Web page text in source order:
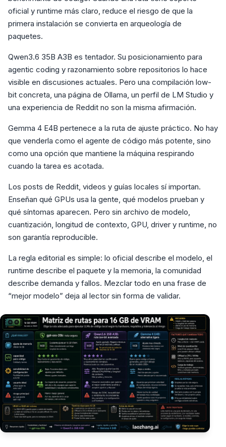
oficial y runtime más claro, reduce el riesgo de que la
primera instalación se convierta en arqueología de
paquetes.
Qwen3.6 35B A3B es tentador. Su posicionamiento para
agentic coding y razonamiento sobre repositorios lo hace
visible en discusiones actuales. Pero una compilación low-
bit concreta, una página de Ollama, un perfil de LM Studio y
una experiencia de Reddit no son la misma afirmación.
Gemma 4 E4B pertenece a la ruta de ajuste práctico. No hay
que venderla como el agente de código más potente, sino
como una opción que mantiene la máquina respirando
cuando la tarea es acotada.
Los posts de Reddit, videos y guías locales sí importan.
Enseñan qué GPUs usa la gente, qué modelos prueban y
qué síntomas aparecen. Pero sin archivo de modelo,
cuantización, longitud de contexto, GPU, driver y runtime, no
son garantía reproducible.
La regla editorial es simple: lo oficial describe el modelo, el
runtime describe el paquete y la memoria, la comunidad
describe demanda y fallos. Mezclar todo en una frase de
“mejor modelo” deja al lector sin forma de validar.